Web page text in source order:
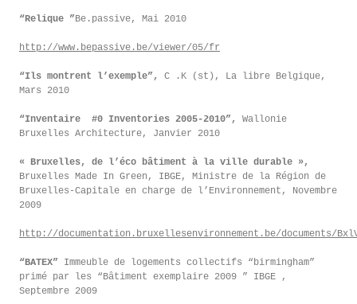
“Relique ”Be.passive, Mai 2010
http://www.bepassive.be/viewer/05/fr
“Ils montrent l’exemple”, C .K (st), La libre Belgique,
Mars 2010
“Inventaire #0 Inventories 2005-2010”, Wallonie
Bruxelles Architecture, Janvier 2010
« Bruxelles, de l’éco bâtiment à la ville durable »,
Bruxelles Made In Green, IBGE, Ministre de la Région de
Bruxelles-Capitale en charge de l’Environnement, Novembre
2009
http://documentation.bruxellesenvironnement.be/documents/
“BATEX” Immeuble de logements collectifs “birmingham”
primé par les “Bâtiment exemplaire 2009 ” IBGE ,
Septembre 2009